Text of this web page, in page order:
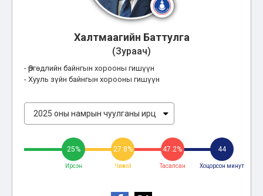
Халтмаагийн Баттулга
(Зураач)
- Өргөдлийн байнгын хорооны гишүүн
- Хууль зүйн байнгын хорооны гишүүн
25%
Ирсэн
27.8%
Чөлөөтэй
47.2%
Тасалсан
44
Хоцорсон минут